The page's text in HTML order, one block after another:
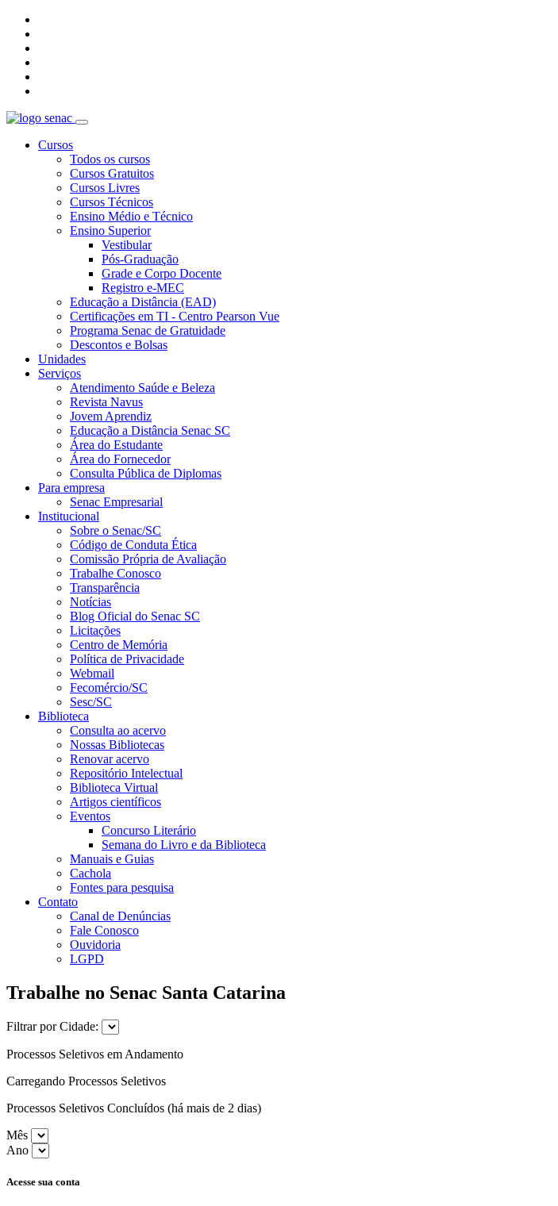
Cursos
Todos os cursos
Cursos Gratuitos
Cursos Livres
Cursos Técnicos
Ensino Médio e Técnico
Ensino Superior
Vestibular
Pós-Graduação
Grade e Corpo Docente
Registro e-MEC
Educação a Distância (EAD)
Certificações em TI - Centro Pearson Vue
Programa Senac de Gratuidade
Descontos e Bolsas
Unidades
Serviços
Atendimento Saúde e Beleza
Revista Navus
Jovem Aprendiz
Educação a Distância Senac SC
Área do Estudante
Área do Fornecedor
Consulta Pública de Diplomas
Para empresa
Senac Empresarial
Institucional
Sobre o Senac/SC
Código de Conduta Ética
Comissão Própria de Avaliação
Trabalhe Conosco
Transparência
Notícias
Blog Oficial do Senac SC
Licitações
Centro de Memória
Política de Privacidade
Webmail
Fecomércio/SC
Sesc/SC
Biblioteca
Consulta ao acervo
Nossas Bibliotecas
Renovar acervo
Repositório Intelectual
Biblioteca Virtual
Artigos científicos
Eventos
Concurso Literário
Semana do Livro e da Biblioteca
Manuais e Guias
Cachola
Fontes para pesquisa
Contato
Canal de Denúncias
Fale Conosco
Ouvidoria
LGPD
Trabalhe no Senac Santa Catarina
Filtrar por Cidade:
Processos Seletivos em Andamento
Carregando Processos Seletivos
Processos Seletivos Concluídos (há mais de 2 dias)
Mês
Ano
Acesse sua conta